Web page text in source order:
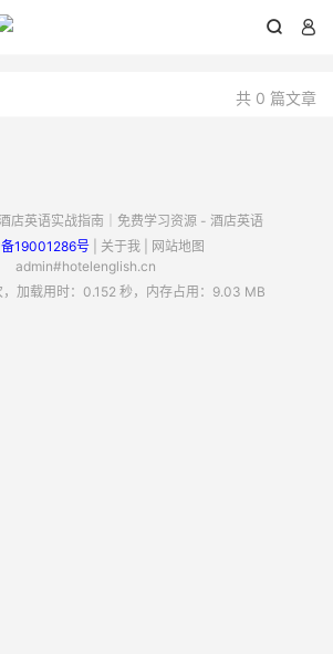
 
共 0 篇文章
酒店英语实战指南｜免费学习资源 - 酒店英语
19001286号
关于我
网站地图
admin#hotelenglish.cn
加载用时：0.152 秒，内存占用：9.03 MB